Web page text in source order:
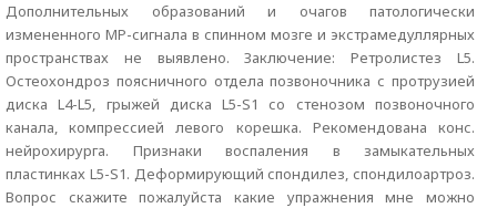
Дополнительных образований и очагов патологически
измененного МР-сигнала в спинном мозге и экстрамедуллярных
пространствах не выявлено. Заключение: Ретролистез L5.
Остеохондроз поясничного отдела позвоночника с протрузией
диска L4-L5, грыжей диска L5-S1 со стенозом позвоночного
канала, компрессией левого корешка. Рекомендована конс.
нейрохирурга. Признаки воспаления в замыкательных
пластинках L5-S1. Деформирующий спондилез, спондилоартроз.
Вопрос скажите пожалуйста какие упражнения мне можно